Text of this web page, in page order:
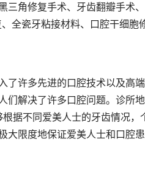
三角修复手术、牙齿翻瓣手术
全瓷牙粘接材料、口腔干细胞
了许多先进的口腔技术以及高
们解决了许多口腔问题。诊所
据不同爱美人士的牙齿情况
大限度地保证爱美人士和口腔